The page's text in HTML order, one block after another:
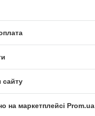
сайту
на маркетплейсі Prom.ua